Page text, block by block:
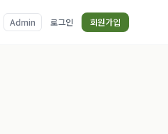
Admin 로그인 회원가입